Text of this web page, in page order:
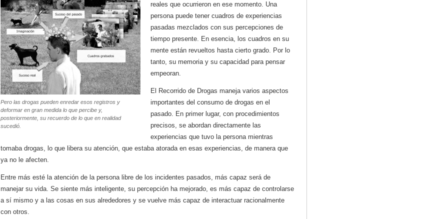
Pero las drogas pueden enredar esos registros y
deformar en gran medida lo que percibe y,
posteriormente, su recuerdo de lo que en realidad
sucedió.
reales que ocurrieron en ese momento. Una
persona puede tener cuadros de experiencias
pasadas mezclados con sus percepciones de
tiempo presente. En esencia, los cuadros en su
mente están revueltos hasta cierto grado. Por lo
tanto, su memoria y su capacidad para pensar
empeoran.
El Recorrido de Drogas maneja varios aspectos
importantes del consumo de drogas en el
pasado. En primer lugar, con procedimientos
precisos, se abordan directamente las
experiencias que tuvo la persona mientras
tomaba drogas, lo que libera su atención, que estaba atorada en esas experiencias, de manera que
ya no le afecten.
Entre más esté la atención de la persona libre de los incidentes pasados, más capaz será de
manejar su vida. Se siente más inteligente, su percepción ha mejorado, es más capaz de controlarse
a sí mismo y a las cosas en sus alrededores y se vuelve más capaz de interactuar racionalmente
con otros.